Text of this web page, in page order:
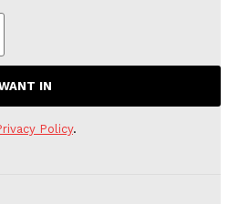
IN
Policy.